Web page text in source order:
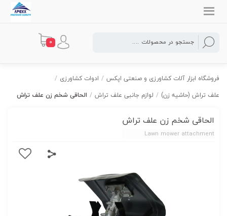
0
فروشگاه ابزار آلات کشاورزی و صنعتی اپکس / ادوات کشاورزی /
علف تراش (حاشیه زن) / لوازم جانبی علف تراش / الحاقی شخم زن علف تراش
الحاقی شخم زن علف تراش
Lawn mower attachment